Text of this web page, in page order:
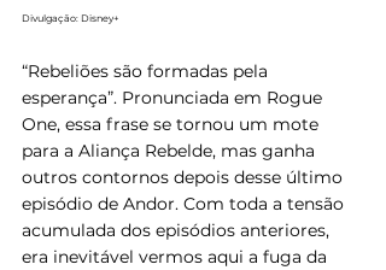
Divulgação: Disney+
“Rebeliões são formadas pela
esperança”. Pronunciada em Rogue
One, essa frase se tornou um mote
para a Aliança Rebelde, mas ganha
outros contornos depois desse último
episódio de Andor. Com toda a tensão
acumulada dos episódios anteriores,
era inevitável vermos aqui a fuga da